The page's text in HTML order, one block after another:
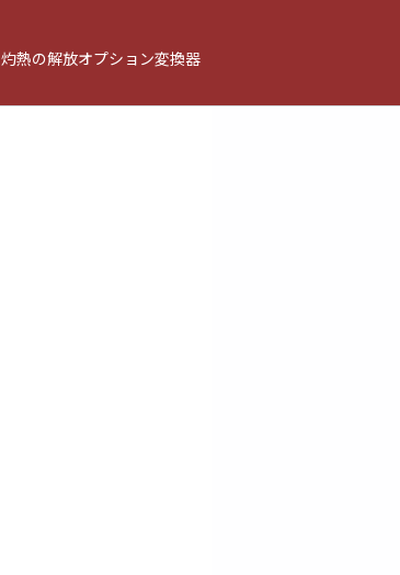
灼熱の解放オプション変換器